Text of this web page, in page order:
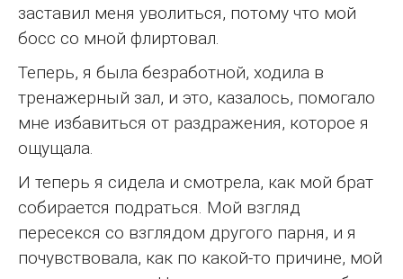
заставил меня уволиться, потому что мой
босс со мной флиртовал.
Теперь, я была безработной, ходила в
тренажерный зал, и это, казалось, помогало
мне избавиться от раздражения, которое я
ощущала.
И теперь я сидела и смотрела, как мой брат
собирается подраться. Мой взгляд
пересекся со взглядом другого парня, и я
почувствовала, как по какой-то причине, мой